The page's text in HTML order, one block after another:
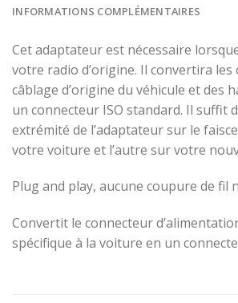
INFORMATIONS COMPLÉMENTAIRES
Cet adaptateur est nécessaire
votre radio d’origine. Il convertira les
câblage d’origine du véhicule et des
un connecteur ISO standard. Il suffit
extrémité de l’adaptateur sur le
votre voiture et l’autre sur votre
Plug and play, aucune coupure de fil
Convertit le connecteur
spécifique à la voiture en un